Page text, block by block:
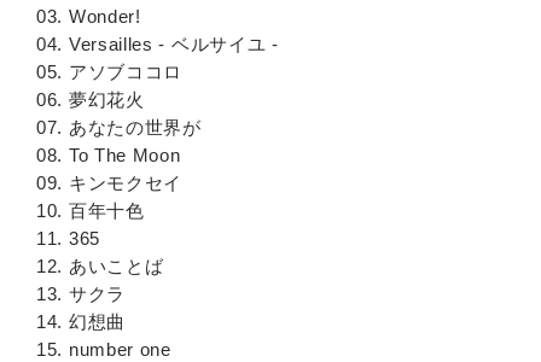
03. Wonder!
04. Versailles - ベルサイユ -
05. アソブココロ
06. 夢幻花火
07. あなたの世界が
08. To The Moon
09. キンモクセイ
10. 百年十色
11. 365
12. あいことば
13. サクラ
14. 幻想曲
15. number one